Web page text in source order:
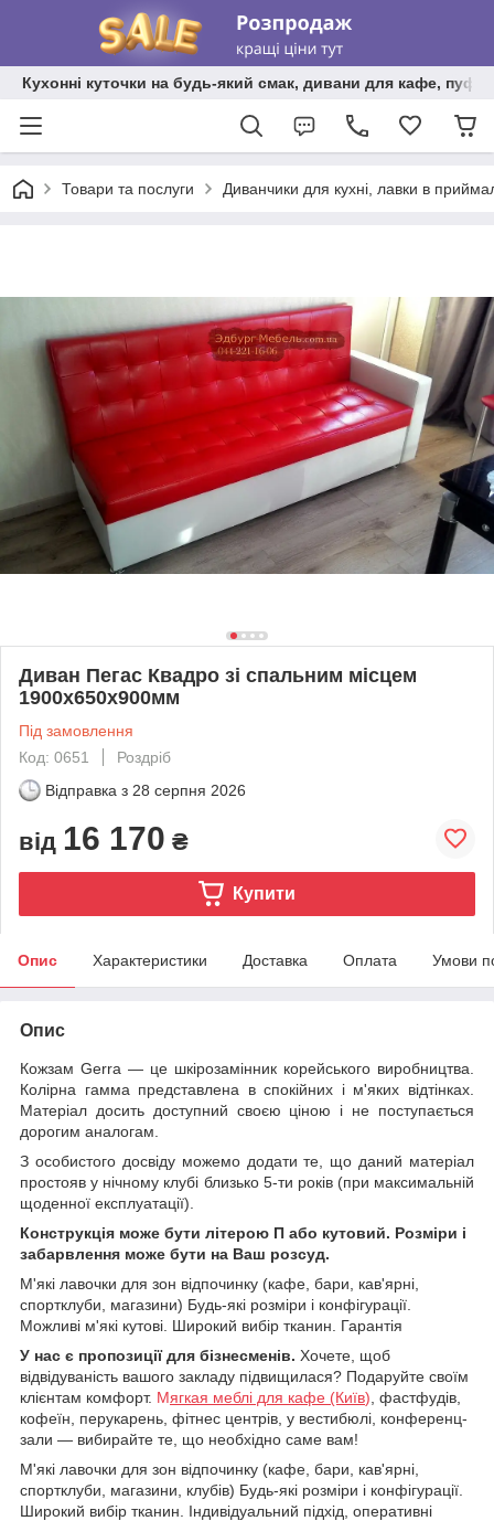
Кухонні куточки на будь-який смак, дивани для кафе,
Товари та послуги Диванчики для кухні, лавки в
Диван Пегас Квадро зі спальним місцем
1900х650х900мм
Під замовлення
Код: 0651
Роздріб
Відправка з 28 серпня 2026
від 16 170 ₴
Купити
Опис Характеристики Доставка Оплата Умови
Опис
Кожзам Gerra ― це шкірозамінник корейського виробництва.
Колірна гамма представлена в спокійних і м'яких відтінках.
Матеріал досить доступний своєю ціною і не поступається
дорогим аналогам.
З особистого досвіду можемо додати те, що даний матеріал
простояв у нічному клубі близько 5-ти років (при максимальній
щоденної експлуатації).
Конструкція може бути літерою П або кутовий. Розміри і
забарвлення може бути на Ваш розсуд.
М'які лавочки для зон відпочинку (кафе, бари, кав'ярні,
спортклуби, магазини) Будь-які розміри і конфігурації.
Можливі м'які кутові. Широкий вибір тканин. Гарантія
У нас є пропозиції для бізнесменів. Хочете, щоб
відвідуваність вашого закладу підвищилася? Подаруйте своїм
клієнтам комфорт. Мягкая меблі для кафе (Київ) , фастфудів,
кофеїн, перукарень, фітнес центрів, у вестибюлі, конференц-
зали — вибирайте те, що необхідно саме вам!
М'які лавочки для зон відпочинку (кафе, бари, кав'ярні,
спортклуби, магазини, клубів) Будь-які розміри і конфігурації.
Широкий вибір тканин. Індивідуальний підхід, оперативні